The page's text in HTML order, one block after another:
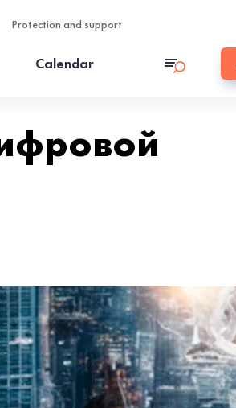
Protection and support
Calendar